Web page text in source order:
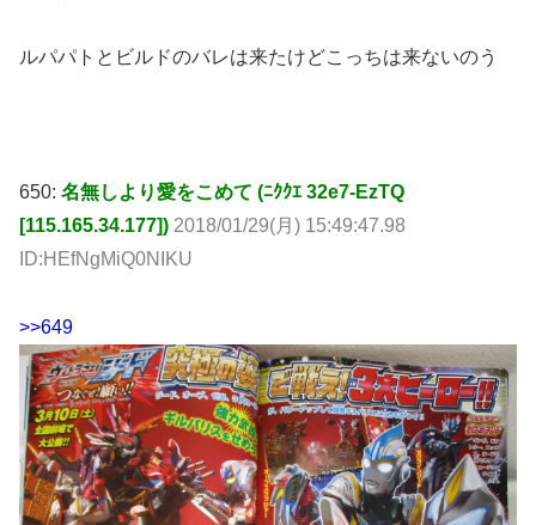
ルパパトとビルドのバレは来たけどこっちは来ないのう
650: 名無しより愛をこめて (ﾆｸｸｴ 32e7-EzTQ
[115.165.34.177]) 2018/01/29(月) 15:49:47.98
ID:HEfNgMiQ0NIKU
>>649